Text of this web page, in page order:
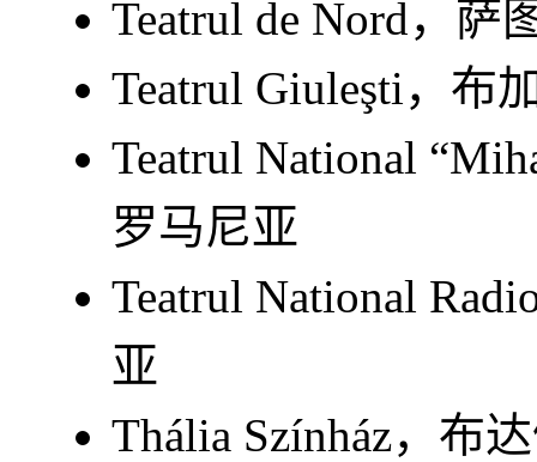
Teatrul de Nord，萨
Teatrul Giuleşti，布
Teatrul National
罗马尼亚
Teatrul National
亚
Thália Színház，布